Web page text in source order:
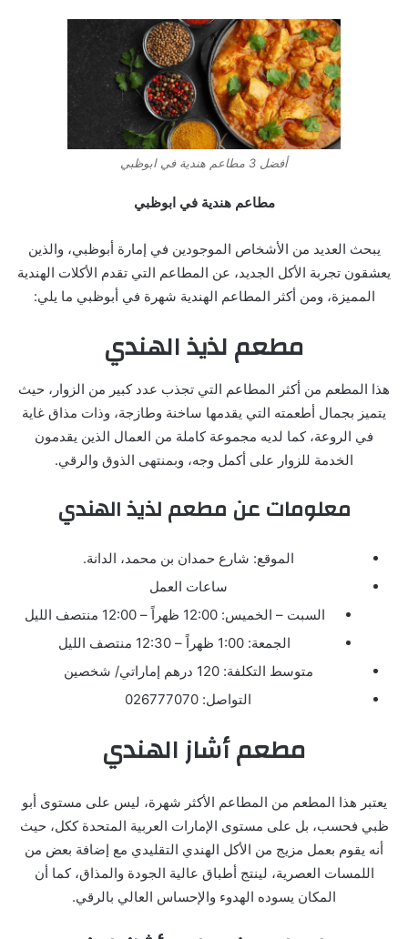
أفضل 3 مطاعم هندية في ابوظبي
مطاعم هندية في ابوظبي
يبحث العديد من الأشخاص الموجودين في إمارة أبوظبي، والذين
يعشقون تجربة الأكل الجديد، عن المطاعم التي تقدم الأكلات الهندية
المميزة، ومن أكثر المطاعم الهندية شهرة في أبوظبي ما يلي:
مطعم لذيذ الهندي
هذا المطعم من أكثر المطاعم التي تجذب عدد كبير من الزوار، حيث
يتميز بجمال أطعمته التي يقدمها ساخنة وطازجة، وذات مذاق غاية
في الروعة، كما لديه مجموعة كاملة من العمال الذين يقدمون
الخدمة للزوار على أكمل وجه، وبمنتهى الذوق والرقي.
معلومات عن مطعم لذيذ الهندي
الموقع: شارع حمدان بن محمد، الدانة.
ساعات العمل
السبت – الخميس:12:00 ظهراً –12:00 منتصف الليل
الجمعة: 1:00 ظهراً – 12:30 منتصف الليل
متوسط التكلفة:120 درهم إماراتي/ شخصين
التواصل: 026777070
مطعم أشاز الهندي
يعتبر هذا المطعم من المطاعم الأكثر شهرة، ليس على مستوى أبو
ظبي فحسب، بل على مستوى الإمارات العربية المتحدة ككل، حيث
أنه يقوم بعمل مزيج من الأكل الهندي التقليدي مع إضافة بعض من
اللمسات العصرية، لينتج أطباق عالية الجودة والمذاق، كما أن
المكان يسوده الهدوء والإحساس العالي بالرقي.